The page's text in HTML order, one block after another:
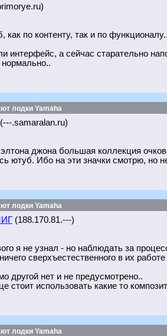
как по контенту, так и по
интерфейс, а сейчас старательно
лодки Yamaha
(---.samaralan.ru)
джона большая коллекция
ютуб. Ибо на эти значки смотрю, но
лодки Yamaha
(188.170.81.---)
я не узнал - но наблюдать за
сверхъестественного в их работе
другой нет и не предусмотрено..
стоит использовать какие то
лодки Yamaha